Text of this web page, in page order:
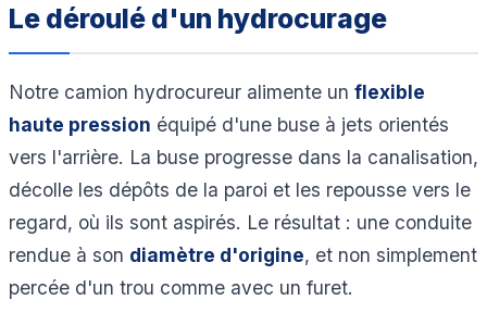
Le déroulé d'un hydrocurage
Notre camion hydrocureur alimente un flexible
haute pression équipé d'une buse à jets orientés
vers l'arrière. La buse progresse dans la canalisation,
décolle les dépôts de la paroi et les repousse vers le
regard, où ils sont aspirés. Le résultat : une conduite
rendue à son diamètre d'origine, et non simplement
percée d'un trou comme avec un furet.